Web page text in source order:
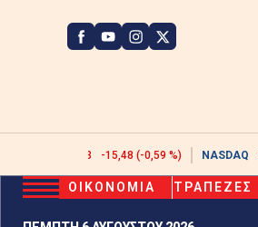
2608,43 -15,48 (-0,59 %) NASDAQ
ΟΙΚΟΝΟΜΙΑ ΤΡΑΠΕΖΕΣ